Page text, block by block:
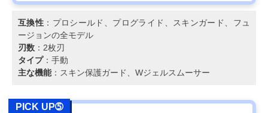
互換性 ：プロシールド、プログライド、スキンガード、フュ
ージョンの全モデル
刃数 ：2枚刃
タイプ：手動
主な機能：スキン保護ガード、Wジェルスムーサー
PICK UP➄